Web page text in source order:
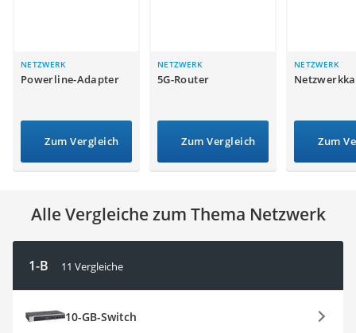
Acer Aspire
Service
NETZWERK
Powerline-Adapter
Zum Vergleich
NETZWERK
5G-Router
Zum Vergleich
NETZWERK
Zum
Alle Vergleiche zum Thema Netzwerk
1-B 11 Vergleiche
10-GB-Switch